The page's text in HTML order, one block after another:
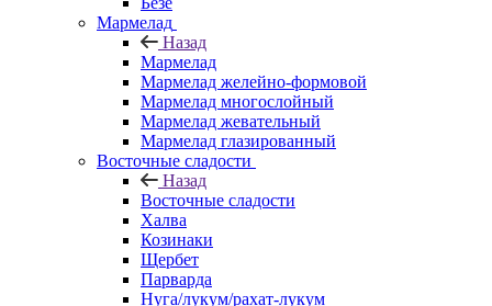
Мармелад
Назад
Мармелад
Мармелад желейно-формовой
Мармелад многослойный
Мармелад жевательный
Мармелад глазированный
Восточные сладости
Назад
Восточные сладости
Халва
Козинаки
Щербет
Парварда
Нуга/лукум/рахат-лукум